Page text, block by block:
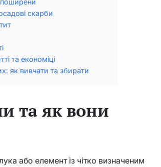
поширени
скарби
та економіці
як вивчати та збирати
та як вони
або елемент із чітко визначеним